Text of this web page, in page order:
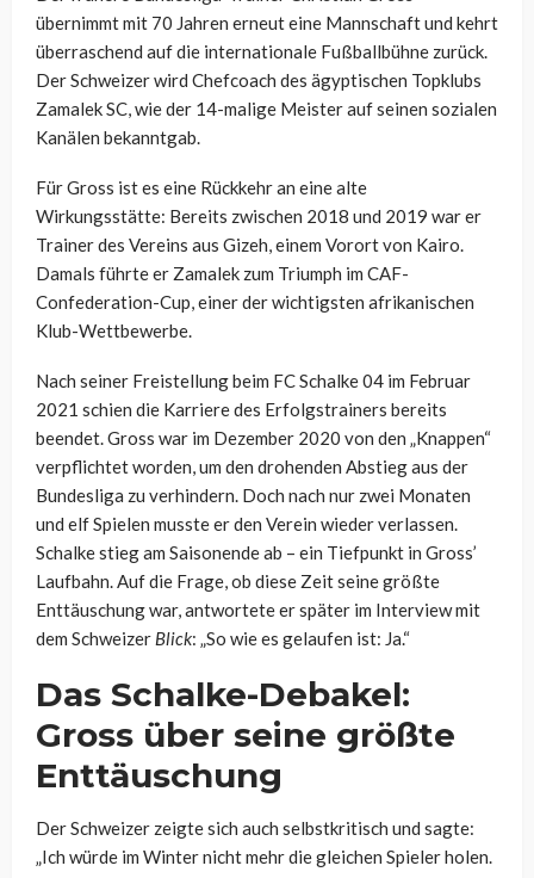
übernimmt mit 70 Jahren erneut eine Mannschaft und kehrt
überraschend auf die internationale Fußballbühne zurück.
Der Schweizer wird Chefcoach des ägyptischen Topklubs
Zamalek SC, wie der 14-malige Meister auf seinen sozialen
Kanälen bekanntgab.
Für Gross ist es eine Rückkehr an eine alte
Wirkungsstätte: Bereits zwischen 2018 und 2019 war er
Trainer des Vereins aus Gizeh, einem Vorort von Kairo.
Damals führte er Zamalek zum Triumph im CAF-
Confederation-Cup, einer der wichtigsten afrikanischen
Klub-Wettbewerbe.
Nach seiner Freistellung beim FC Schalke 04 im Februar
2021 schien die Karriere des Erfolgstrainers bereits
beendet. Gross war im Dezember 2020 von den „Knappen“
verpflichtet worden, um den drohenden Abstieg aus der
Bundesliga zu verhindern. Doch nach nur zwei Monaten
und elf Spielen musste er den Verein wieder verlassen.
Schalke stieg am Saisonende ab – ein Tiefpunkt in Gross’
Laufbahn. Auf die Frage, ob diese Zeit seine größte
Enttäuschung war, antwortete er später im Interview mit
dem Schweizer Blick: „So wie es gelaufen ist: Ja.“
Das Schalke-Debakel:
Gross über seine größte
Enttäuschung
Der Schweizer zeigte sich auch selbstkritisch und sagte:
„Ich würde im Winter nicht mehr die gleichen Spieler holen.